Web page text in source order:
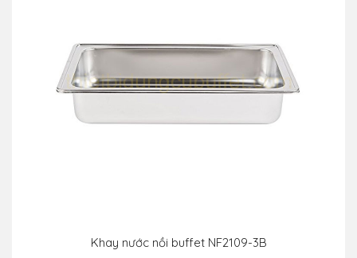
Khay nước nồi buffet NF2109-3B